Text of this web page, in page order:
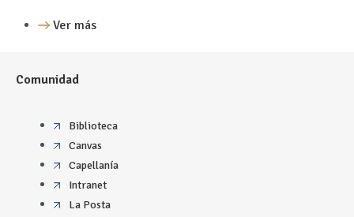
Ver más
Comunidad
Biblioteca
Canvas
Capellanía
Intranet
La Posta